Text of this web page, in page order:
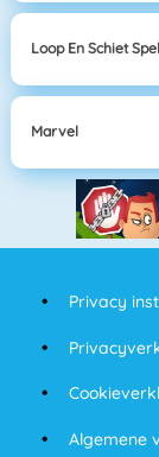
Loop En Schiet
Marvel
Privacy
Algemene